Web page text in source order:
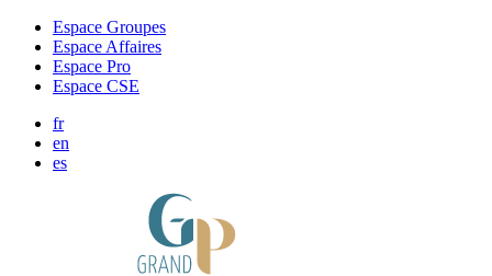
Espace Groupes
Espace Affaires
Espace Pro
Espace CSE
fr
en
es